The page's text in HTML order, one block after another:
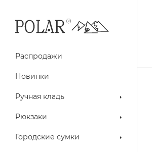
Распродажи
Новинки
Ручная кладь
Рюкзаки
Городские сумки